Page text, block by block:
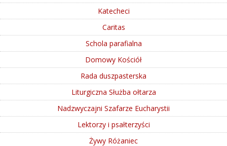
Katecheci
Caritas
Schola parafialna
Domowy Kościół
Rada duszpasterska
Liturgiczna Służba ołtarza
Nadzwyczajni Szafarze Eucharystii
Lektorzy i psałterzyści
Żywy Różaniec